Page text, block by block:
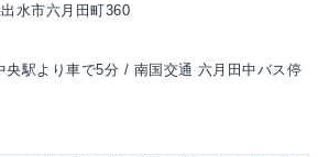
水市六月田町360
央駅より車で5分 / 南国交通 六月田中バス停